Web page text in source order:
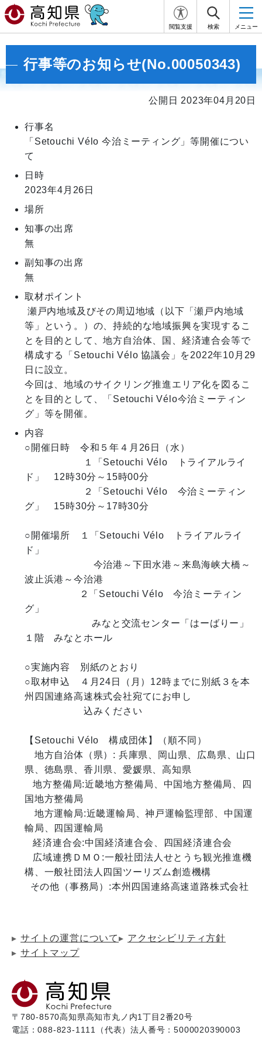
閲覧支援 検索 メニュー
行事等のお知らせ(No.00050343)
公開日 2023年04月20日
行事名
「Setouchi Vélo 今治ミーティング」等開催につい
て
日時
2023年4月26日
場所
知事の出席
無
副知事の出席
無
取材ポイント
等」という。）の、持続的な地域振興を実現するこ
とを目的として、地方自治体、国、経済連合会等で
構成する「Setouchi Vélo 協議会」を2022年10月29
日に設立。
今回は、地域のサイクリング推進エリア化を図るこ
とを目的として、「Setouchi Vélo今治ミーティン
グ」等を開催。
内容
○開催日時　令和５年４月26日（水）
１「Setouchi Vélo　トライアルライ
ド」　12時30分～15時00分
２「Setouchi Vélo　今治ミーティン
グ」　15時30分～17時30分
○開催場所　１「Setouchi Vélo　トライアルライ
ド」
今治港～下田水港～来島海峡大橋～
波止浜港～今治港
２「Setouchi Vélo　今治ミーティン
グ」
みなと交流センター「はーばりー」
１階　みなとホール
○実施内容　別紙のとおり
○取材申込　４月24日（月）12時までに別紙３を本
州四国連絡高速株式会社宛てにお申し
込みください
【Setouchi Vélo　構成団体】（順不同）
地方自治体（県）: 兵庫県、岡山県、広島県、山口
県、徳島県、香川県、愛媛県、高知県
   地方整備局:近畿地方整備局、中国地方整備局、四
国地方整備局
地方運輸局:近畿運輸局、神戸運輸監理部、中国運
輸局、四国運輸局
   経済連合会:中国経済連合会、四国経済連合会
構、一般社団法人四国ツーリズム創造機構
サイトの運営について
アクセシビリティ方針
サイトマップ
〒780-8570高知県高知市丸ノ内1丁目2番20号
電話：088-823-1111（代表）法人番号：5000020390003